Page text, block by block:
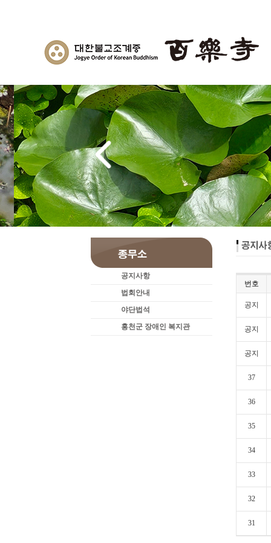
공지사항
법회안내
야단법석
홍천군 장애인 복지관
번호
공지
공지
공지
37
36
35
34
33
32
31